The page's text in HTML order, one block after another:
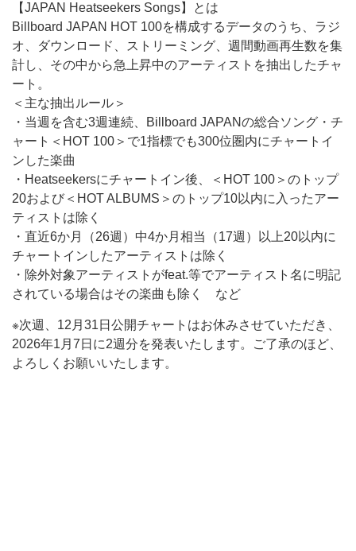
【JAPAN Heatseekers Songs】とは
Billboard JAPAN HOT 100を構成するデータのうち、ラジ
オ、ダウンロード、ストリーミング、週間動画再生数を集
計し、その中から急上昇中のアーティストを抽出したチャ
ート。
＜主な抽出ルール＞
・当週を含む3週連続、Billboard JAPANの総合ソング・チ
ャート＜HOT 100＞で1指標でも300位圏内にチャートイ
ンした楽曲
・Heatseekersにチャートイン後、＜HOT 100＞のトップ
20および＜HOT ALBUMS＞のトップ10以内に入ったアー
ティストは除く
・直近6か月（26週）中4か月相当（17週）以上20以内に
チャートインしたアーティストは除く
・除外対象アーティストがfeat.等でアーティスト名に明記
されている場合はその楽曲も除く など
※次週、12月31日公開チャートはお休みさせていただき、
2026年1月7日に2週分を発表いたします。ご了承のほど、
よろしくお願いいたします。